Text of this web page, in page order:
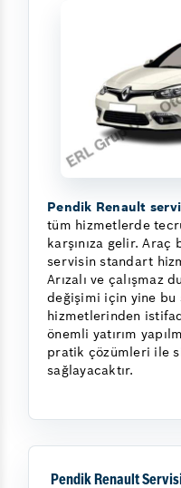
Pendik Renault
tüm hizmetlerde
karşınıza gelir. Araç
servisin standart
Arızalı ve çalışmaz
değişimi için yine bu
hizmetlerinden
önemli yatırım
pratik çözümleri ile
sağlayacaktır.
Pendik Renault